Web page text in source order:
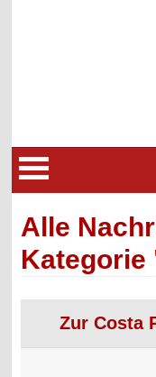
Alle
Kategorie
Zur Costa